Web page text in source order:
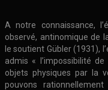
A notre connaissance,
observé, antinomique de
le soutient Gübler (1931),
admis « l’impossibilité
objets physiques par la
pouvons